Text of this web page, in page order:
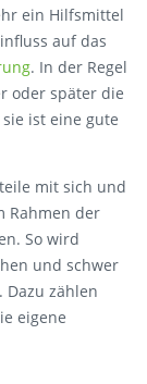
ein Hilfsmittel
auf das
. In der Regel
oder später die
ist eine gute
mit sich und
Rahmen der
So wird
und schwer
zählen
eigene